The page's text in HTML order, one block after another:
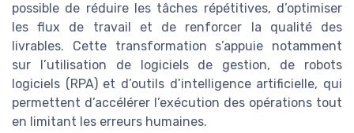
possible de réduire les tâches répétitives, d’optimiser
les flux de travail et de renforcer la qualité des
livrables. Cette transformation s’appuie notamment
sur l’utilisation de logiciels de gestion, de robots
logiciels (RPA) et d’outils d’intelligence artificielle, qui
permettent d’accélérer l’exécution des opérations tout
en limitant les erreurs humaines.